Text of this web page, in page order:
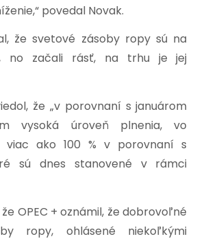
povedal Novak.
že svetové zásoby ropy sú na
no začali rásť, na trhu je jej
že „v porovnaní s januárom
vysoká úroveň plnenia, vo
viac ako 100 % v porovnaní s
sú dnes stanovené v rámci
OPEC + oznámil, že dobrovoľné
ropy, ohlásené niekoľkými